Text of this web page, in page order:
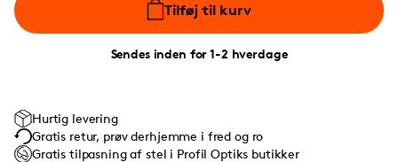
Tilføj til kurv
Sendes inden for 1-2 hverdage
Hurtig levering
Gratis retur, prøv derhjemme i fred og ro
Gratis tilpasning af stel i Profil Optiks butikker